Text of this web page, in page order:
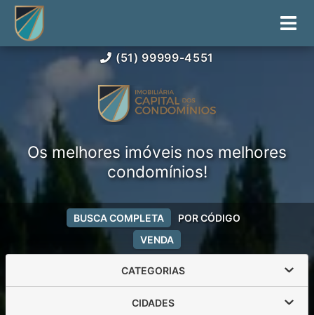
(51) 99999-4551
Os melhores imóveis nos melhores
condomínios!
VENDA
BUSCA COMPLETA POR CÓDIGO
CATEGORIAS
CIDADES